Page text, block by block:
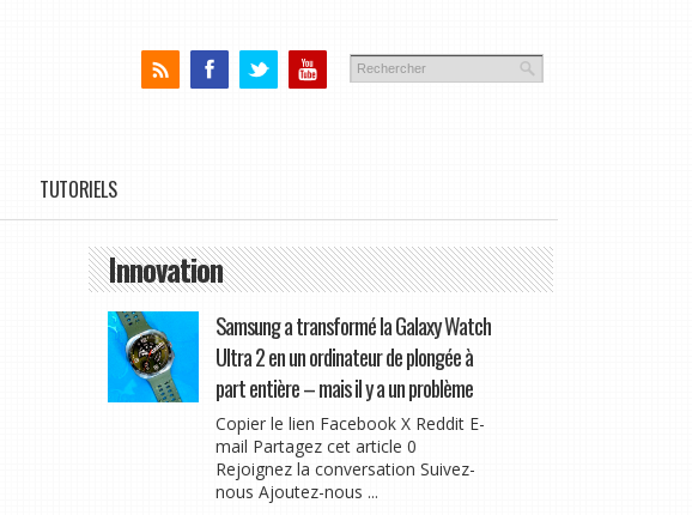
TUTORIELS
Innovation
Samsung a transformé la Galaxy Watch
Ultra 2 en un ordinateur de plongée à
part entière – mais il y a un problème
Copier le lien Facebook X Reddit E-
mail Partagez cet article 0
Rejoignez la conversation Suivez-
nous Ajoutez-nous ...